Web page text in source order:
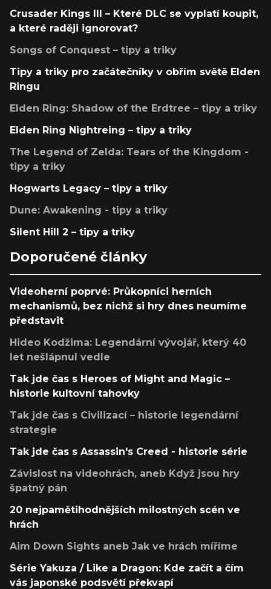
Crusader Kings III – Které DLC se vyplatí koupit,
a které raději ignorovat?
Songs of Conquest – tipy a triky
Tipy a triky pro začátečníky v obřím světě Elden
Ringu
Elden Ring: Shadow of the Erdtree – tipy a triky
Elden Ring Nightreing – tipy a triky
The Legend of Zelda: Tears of the Kingdom -
tipy a triky
Hogwarts Legacy – tipy a triky
Dune: Awakening - tipy a triky
Silent Hill 2 – tipy a triky
Doporučené články
Videoherní poprvé: Průkopníci herních
mechanismů, bez nichž si hry dnes neumíme
představit
Hideo Kodžima: Legendární vývojář, který 40
let nešlápnul vedle
Tak jde čas s Heroes of Might and Magic –
historie kultovní tahovky
Tak jde čas s Civilizací – historie legendární
strategie
Tak jde čas s Assassin's Creed - historie série
Závislost na videohrách, aneb Když jsou hry
špatný pán
20 nejpamětihodnějších milostných scén ve
hrách
Aim Down Sights aneb Jak ve hrách míříme
Série Yakuza / Like a Dragon: Kde začít a čím
vás japonské podsvětí překvapí